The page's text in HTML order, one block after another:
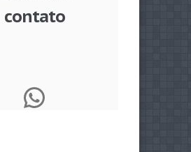
contato
WhatsApp